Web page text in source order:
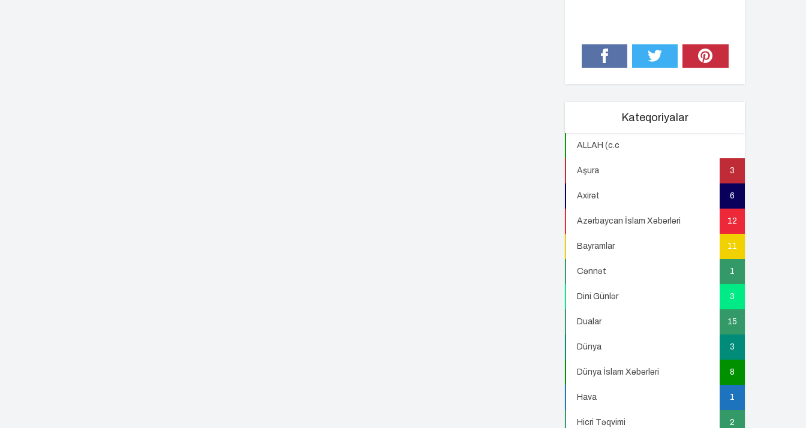
Kateqoriyalar
ALLAH (c.c
Aşura 3
Axirət 6
Azərbaycan İslam Xəbərləri 12
Bayramlar 11
Cənnət 1
Dini Günlər 3
Dualar 15
Dünya 3
Dünya İslam Xəbərləri 8
Hava 1
Hicri Təqvimi 2